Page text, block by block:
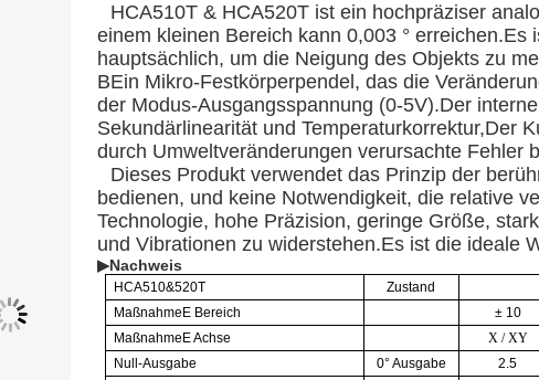
HCA510T & HCA520T ist ein hochpräziser
einem kleinen Bereich kann 0,003 °
hauptsächlich, um die Neigung des Objekts zu
BEin Mikro-Festkörperpendel, das die
der Modus-Ausgangsspannung (0-5V).Der
Sekundärlinearität und Temperaturkorrektur,Der
durch Umweltveränderungen verursachte Fehler
Dieses Produkt verwendet das Prinzip der
bedienen, und keine Notwendigkeit, die relative
Technologie, hohe Präzision, geringe Größe,
und Vibrationen zu widerstehen.Es ist die ideale
▶Nachweis
HCA510&520T Zustand
Maßnahme E Bereich ± 10
Maßnahme EAchse X / XY
Null-Ausgabe
0° Ausgabe 2.5